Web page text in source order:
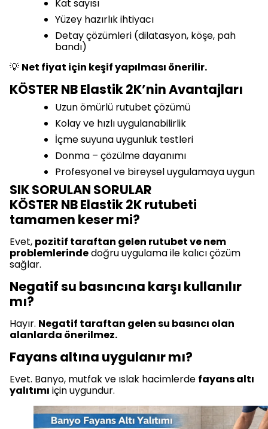
Kat sayısı
Yüzey hazırlık ihtiyacı
Detay çözümleri (dilatasyon, köşe, pah
bandı)
💡 Net fiyat için keşif yapılması önerilir.
KÖSTER NB Elastik 2K’nin Avantajları
Uzun ömürlü rutubet çözümü
Kolay ve hızlı uygulanabilirlik
İçme suyuna uygunluk testleri
Donma – çözülme dayanımı
Profesyonel ve bireysel uygulamaya uygun
SIK SORULAN SORULAR
KÖSTER NB Elastik 2K rutubeti
tamamen keser mi?
Evet, pozitif taraftan gelen rutubet ve nem
problemlerindedoğru uygulama ile kalıcı çözüm
sağlar.
Negatif su basıncına karşı kullanılır
mı?
Hayır. Negatif taraftan gelen su basıncı olan
alanlarda önerilmez.
Fayans altına uygulanır mı?
Evet. Banyo, mutfak ve ıslak hacimlerde fayans altı
yalıtımı için uygundur.